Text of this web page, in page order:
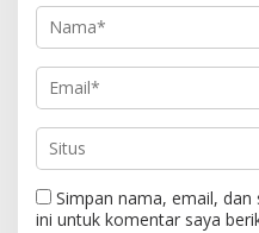
Simpan nama, email,
ini untuk komentar saya